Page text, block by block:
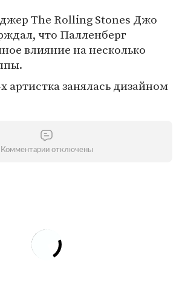
The Rolling Stones Джо
что Палленберг
влияние на несколько
артистка занялась дизайном
Комментарии отключены